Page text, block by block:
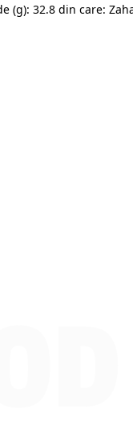
(g): 32.8 din care: